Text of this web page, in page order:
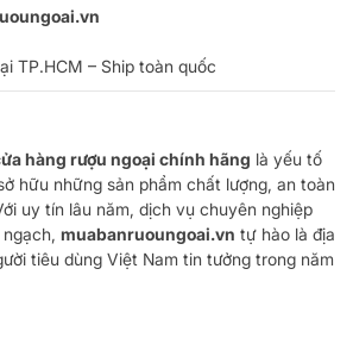
TP.HCM – Ship toàn quốc
hàng rượu ngoại chính hãng là yếu tố
hữu những sản phẩm chất lượng, an toàn
uy tín lâu năm, dịch vụ chuyên nghiệp
muabanruoungoai.vn tự hào là địa
tiêu dùng Việt Nam tin tưởng trong năm